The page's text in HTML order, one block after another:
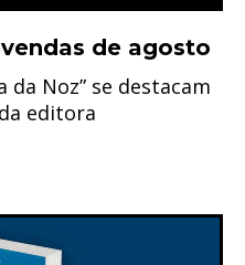
de agosto
da Noz” se destacam
editora